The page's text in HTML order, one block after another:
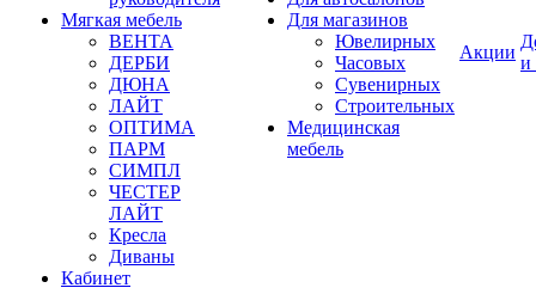
Мягкая мебель
ВЕНТА
ДЕРБИ
ДЮНА
ЛАЙТ
ОПТИМА
ПАРМ
СИМПЛ
ЧЕСТЕР
ЛАЙТ
Кресла
Диваны
Кабинет
Для магазинов
Ювелирных
Часовых
Сувенирных
Строительных
Медицинская
мебель
Акции
и